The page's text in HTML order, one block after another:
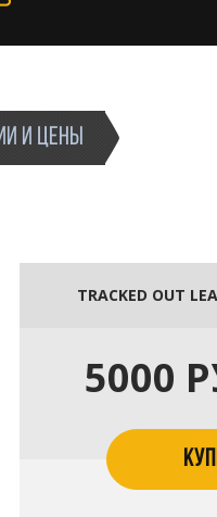
И ЦЕНЫ
TRACKED OUT
5000